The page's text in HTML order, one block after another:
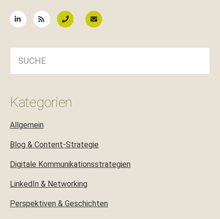
Kategorien
Allgemein
Blog & Content-Strategie
Digitale Kommunikationsstrategien
LinkedIn & Networking
Perspektiven & Geschichten